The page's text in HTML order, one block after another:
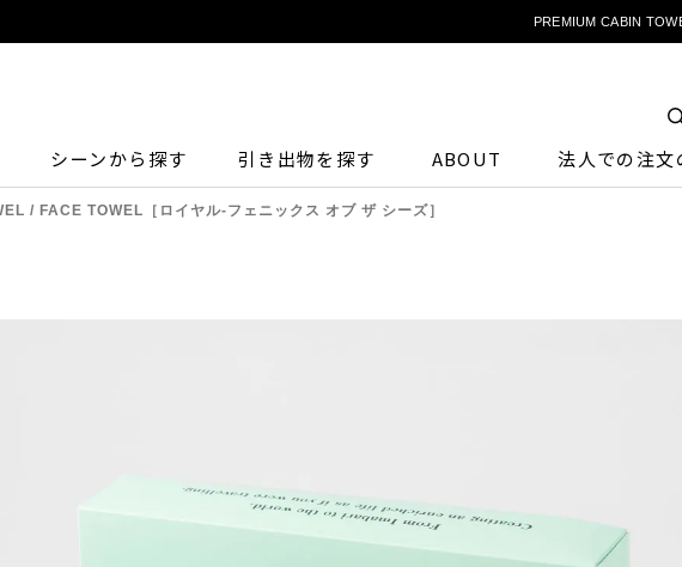
PREMIUM CABIN
シーンから探す 引き出物を探す ABOUT 法人での注文
/ FACE TOWEL［ロイヤル-フェニックス オブ ザ シーズ］